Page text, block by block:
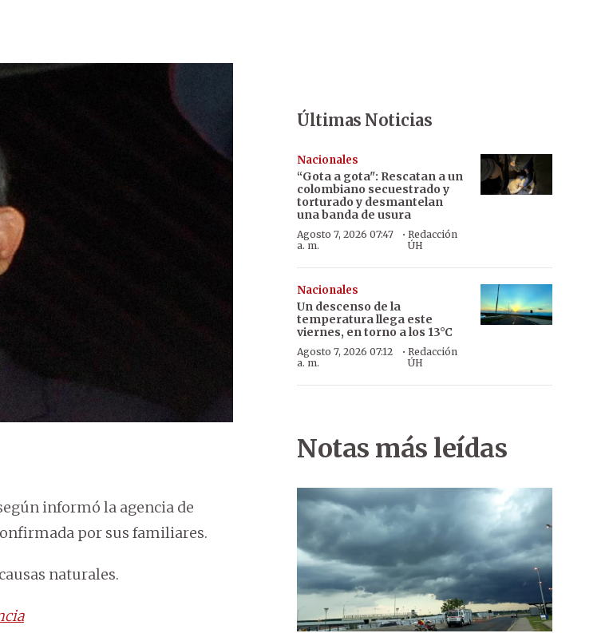
informó la agencia de
por sus familiares.
naturales.
Últimas Noticias
Nacionales
“Gota a gota": Rescatan a un
colombiano secuestrado y
torturado y desmantelan
una banda de usura
Agosto 7, 2026 07:47
a. m.
· Redacción
ÚH
Nacionales
Un descenso de la
temperatura llega este
viernes, en torno a los 13°C
Agosto 7, 2026 07:12
a. m.
· Redacción
ÚH
Notas más leídas